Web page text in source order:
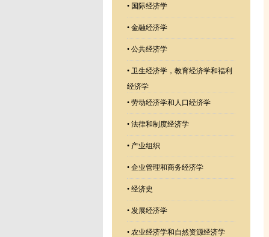
• 国际经济学
• 金融经济学
• 公共经济学
• 卫生经济学，教育经济学和福利
经济学
• 劳动经济学和人口经济学
• 法律和制度经济学
• 产业组织
• 企业管理和商务经济学
• 经济史
• 发展经济学
• 农业经济学和自然资源经济学